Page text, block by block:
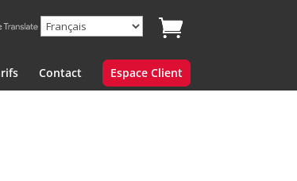
Contact Espace Client